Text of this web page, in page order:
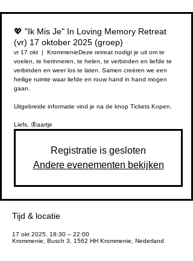
💖 "Ik Mis Je" In Loving Memory Retreat
(vr) 17 oktober 2025 (groep)
vr 17 okt
  |
KrommenieDeze retreat nodigt je uit om te
voelen, te herinneren, te helen, te verbinden en liefde te
verbinden en weer los te laten. Samen creëren we een
heilige ruimte waar liefde en rouw hand in hand mogen
gaan.
Uitgebreide informatie vind je na de knop Tickets Kopen.
Registratie is gesloten
Andere evenementen bekijken
Tijd & locatie
17 okt 2025, 18:30 – 22:00
Krommenie, Busch 3, 1562 HH Krommenie, Nederland